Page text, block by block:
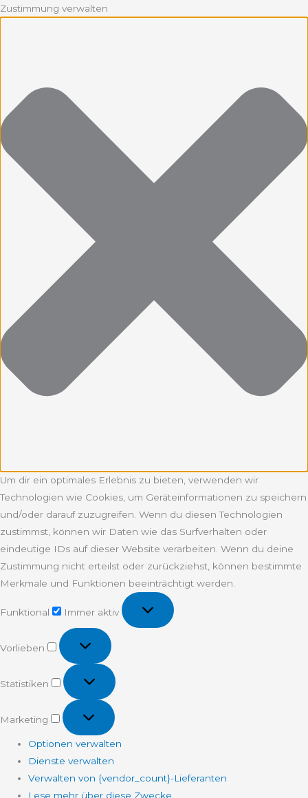
Zustimmung verwalten
Um dir ein optimales Erlebnis zu bieten, verwenden wir
Technologien wie Cookies, um Geräteinformationen zu speichern
und/oder darauf zuzugreifen. Wenn du diesen Technologien
zustimmst, können wir Daten wie das Surfverhalten oder
eindeutige IDs auf dieser Website verarbeiten. Wenn du deine
Zustimmung nicht erteilst oder zurückziehst, können bestimmte
Merkmale und Funktionen beeinträchtigt werden.
Funktional
Immer aktiv
Vorlieben
Vorlieben
Statistiken
Statistiken
Marketing
Marketing
Optionen verwalten
Dienste verwalten
Verwalten von {vendor_count}-Lieferanten
Lese mehr über diese Zwecke